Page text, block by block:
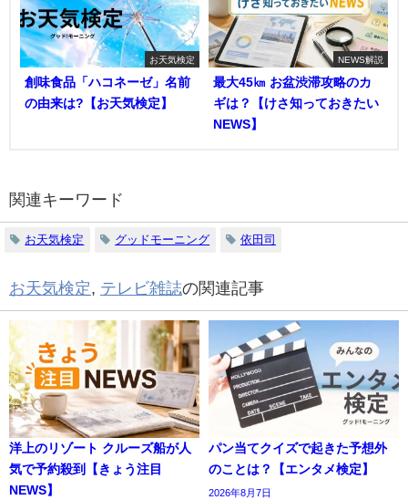
お天気検定
創味食品「ハコネーゼ」名前
の由来は?【お天気検定】
NEWS解説
最大45㎞ お盆渋滞攻略のカ
ギは？【けさ知っておきたい
NEWS】
関連キーワード
お天気検定 グッドモーニング 依田司
お天気検定, テレビ雑誌の関連記事
洋上のリゾート クルーズ船が人
気で予約殺到【きょう注目
NEWS】
パン当てクイズで起きた予想外
のことは？【エンタメ検定】
2026年8月7日